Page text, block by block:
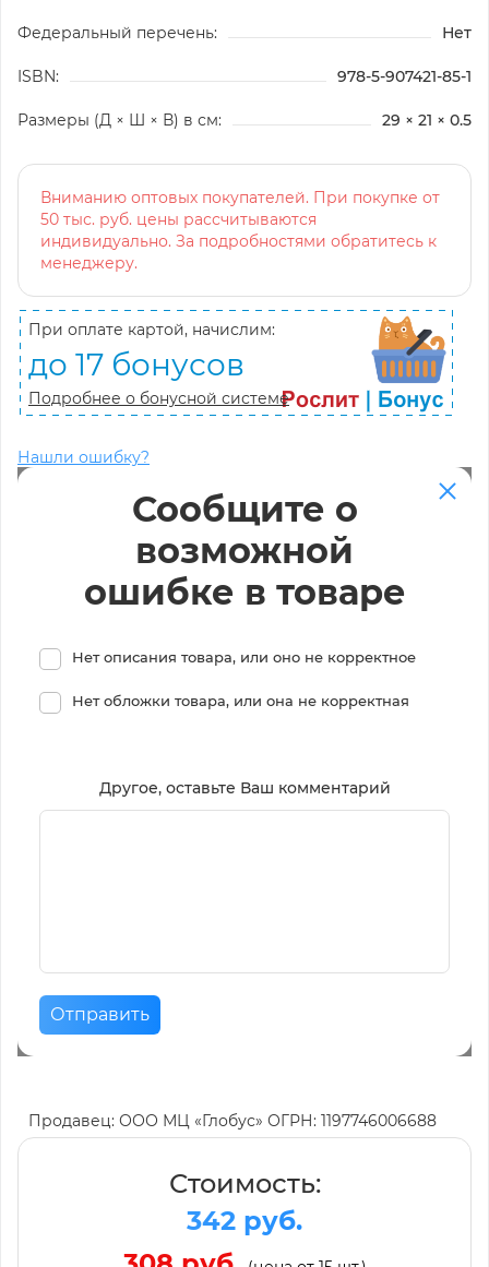
Федеральный перечень: Нет
ISBN: 978-5-907421-85-1
Размеры (Д × Ш × В) в см: 29 × 21 × 0.5
Вниманию оптовых покупателей. При покупке от
50 тыс. руб. цены рассчитываются
индивидуально. За подробностями обратитесь к
менеджеру.
При оплате картой, начислим:
до 17 бонусов
Подробнее о бонусной системе
Нашли ошибку?
Сообщите о
возможной
ошибке в товаре
Нет описания товара, или оно не корректное
Нет обложки товара, или она не корректная
Другое, оставьте Ваш комментарий
Отправить
Продавец: ООО МЦ «Глобус» ОГРН: 1197746006688
Стоимость:
342 руб.